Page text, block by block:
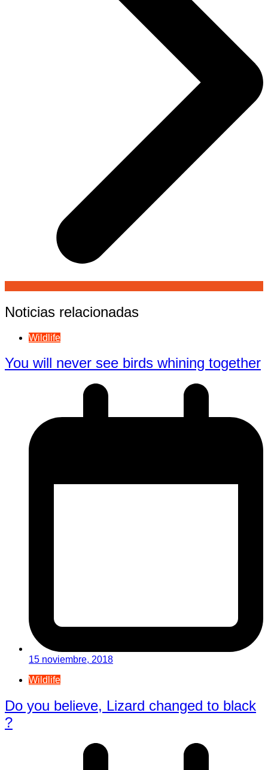
Noticias relacionadas
Wildlife
You will never see birds whining together
15 noviembre, 2018
Wildlife
Do you believe, Lizard changed to black
?